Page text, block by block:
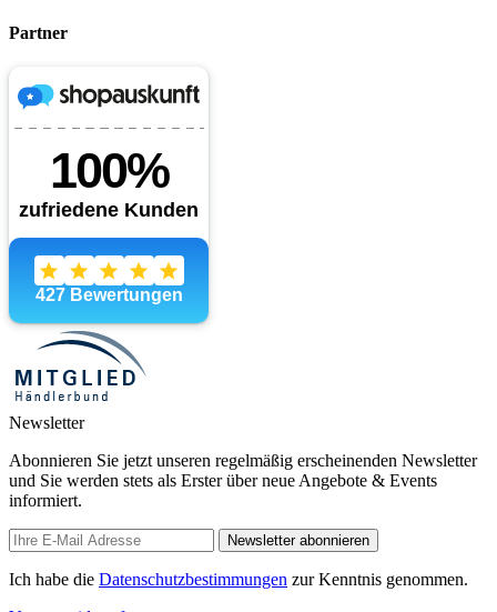
Partner
Newsletter
Abonnieren Sie jetzt unseren regelmäßig erscheinenden Newsletter
und Sie werden stets als Erster über neue Angebote & Events
informiert.
Newsletter abonnieren
Ich habe die Datenschutzbestimmungen zur Kenntnis genommen.